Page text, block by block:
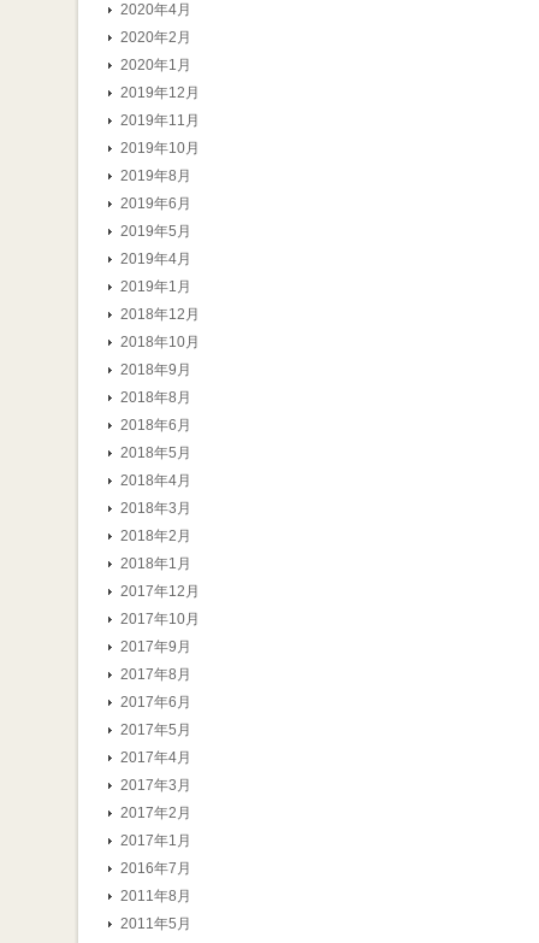
2020年4月
2020年2月
2020年1月
2019年12月
2019年11月
2019年10月
2019年8月
2019年6月
2019年5月
2019年4月
2019年1月
2018年12月
2018年10月
2018年9月
2018年8月
2018年6月
2018年5月
2018年4月
2018年3月
2018年2月
2018年1月
2017年12月
2017年10月
2017年9月
2017年8月
2017年6月
2017年5月
2017年4月
2017年3月
2017年2月
2017年1月
2016年7月
2011年8月
2011年5月